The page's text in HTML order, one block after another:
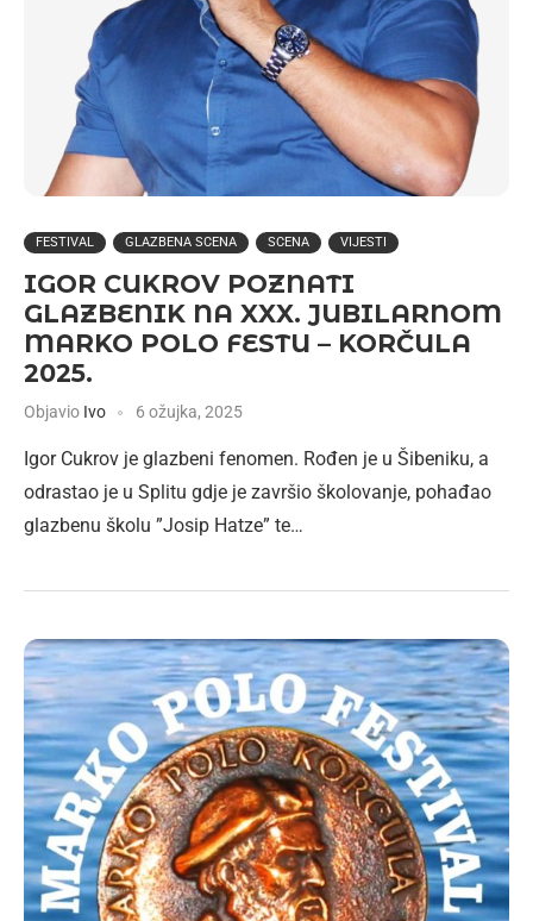
FESTIVAL GLAZBENA SCENA SCENA VIJESTI
IGOR CUKROV POZNATI
GLAZBENIK NA XXX. JUBILARNOM
MARKO POLO FESTU – KORČULA
2025.
Objavio Ivo 6 ožujka, 2025
Igor Cukrov je glazbeni fenomen. Rođen je u Šibeniku, a
odrastao je u Splitu gdje je završio školovanje, pohađao
glazbenu školu ”Josip Hatze” te…